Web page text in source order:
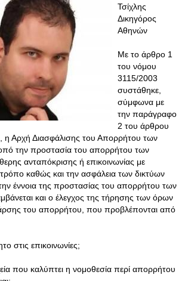
Τσίχλης
Δικηγόρος
Αθηνών
Με το άρθρο 1
του νόμου
3115/2003
συστάθηκε,
σύμφωνα με
την παράγραφο
2 του άρθρου
η Αρχή Διασφάλισης του Απορρήτου των
την προστασία του απορρήτου των
ανταπόκρισης ή επικοινωνίας με
καθώς και την ασφάλεια των δικτύων
έννοια της προστασίας του απορρήτου των
και ο έλεγχος της τήρησης των όρων
άρσης του απορρήτου, που προβλέπονται από
στις επικοινωνίες;
που καλύπτει η νομοθεσία περί απορρήτου